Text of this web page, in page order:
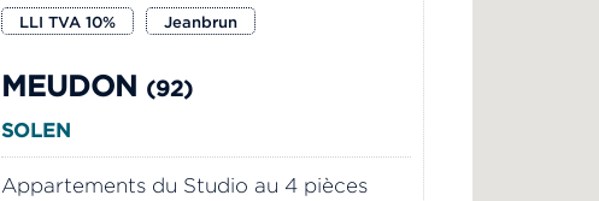
LLI TVA 10%
Jeanbrun
MEUDON (92)
SOLEN
Appartements du Studio au 4 pièces